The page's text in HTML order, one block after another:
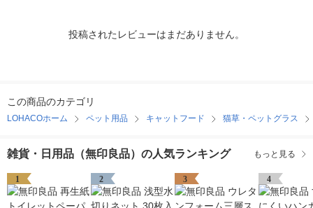
投稿されたレビューはまだありません。
この商品のカテゴリ
LOHACOホーム ペット用品 キャットフード 猫草・ペットグラス
雑貨・日用品（無印良品）の人気ランキング もっと見る
1 2 3 4